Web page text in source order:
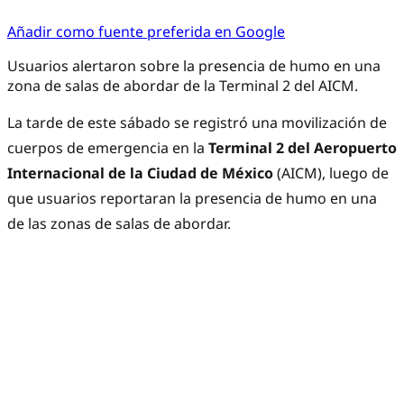
Añadir como fuente preferida en Google
Usuarios alertaron sobre la presencia de humo en una
zona de salas de abordar de la Terminal 2 del AICM.
La tarde de este sábado se registró una movilización de
cuerpos de emergencia en la Terminal 2 del Aeropuerto
Internacional de la Ciudad de México(AICM), luego de
que usuarios reportaran la presencia de humo en una
de las zonas de salas de abordar.